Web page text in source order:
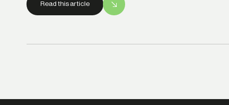
Read this article